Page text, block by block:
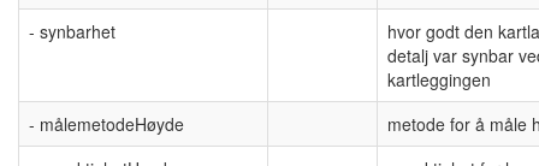
- synbarhet
hvor godt den
detalj var synbar
kartleggingen
- målemetodeHøyde
metode for å måle